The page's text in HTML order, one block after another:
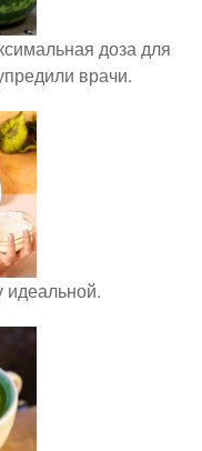
доза для
врачи.
идеальной.